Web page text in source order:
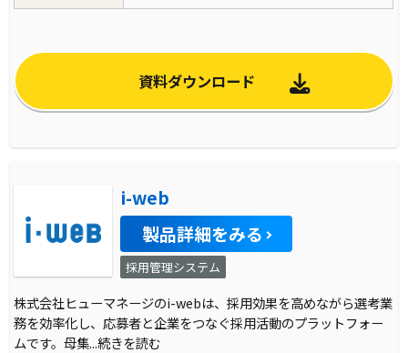
資料ダウンロード
i-web
製品詳細をみる
採用管理システム
株式会社ヒューマネージのi-webは、採用効果を高めながら選考業
務を効率化し、応募者と企業をつなぐ採用活動のプラットフォー
ムです。母集...続きを読む